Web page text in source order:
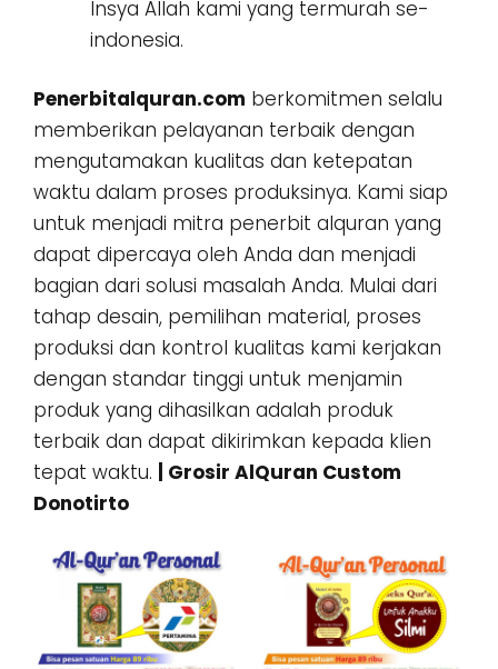
Insya Allah kami yang termurah se-
indonesia.
Penerbitalquran.com berkomitmen selalu
memberikan pelayanan terbaik dengan
mengutamakan kualitas dan ketepatan
waktu dalam proses produksinya. Kami siap
untuk menjadi mitra penerbit alquran yang
dapat dipercaya oleh Anda dan menjadi
bagian dari solusi masalah Anda. Mulai dari
tahap desain, pemilihan material, proses
produksi dan kontrol kualitas kami kerjakan
dengan standar tinggi untuk menjamin
produk yang dihasilkan adalah produk
terbaik dan dapat dikirimkan kepada klien
tepat waktu.
| Grosir AlQuran Custom
Donotirto